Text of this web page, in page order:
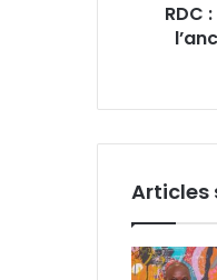
JosephRDC
Articles